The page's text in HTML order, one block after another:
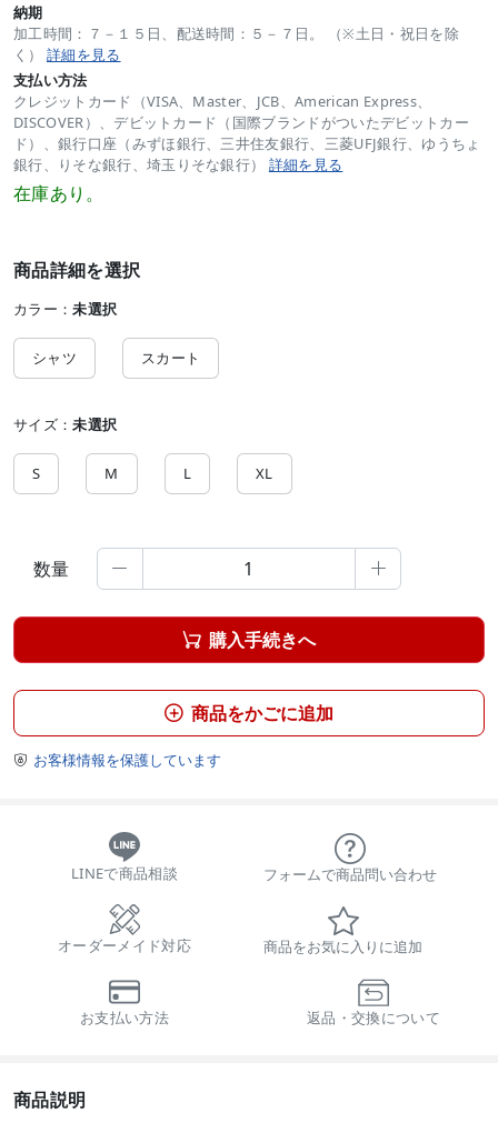
納期
加工時間：７－１５日、配送時間：５－７日。 （※土日・祝日を除
く） 詳細を見る
支払い方法
クレジットカード（VISA、Master、JCB、American Express、
DISCOVER）、デビットカード（国際ブランドがついたデビットカー
ド）、銀行口座（みずほ銀行、三井住友銀行、三菱UFJ銀行、ゆうちょ
銀行、りそな銀行、埼玉りそな銀行） 詳細を見る
在庫あり。
商品詳細を選択
カラー：未選択
シャツ スカート
サイズ：未選択
S M L XL
数量  
 購入手続きへ
 商品をかごに追加
 お客様情報を保護しています
LINEで商品相談 フォームで商品問い合わせ
オーダーメイド対応 商品をお気に入りに追加
お支払い方法 返品・交換について
商品説明